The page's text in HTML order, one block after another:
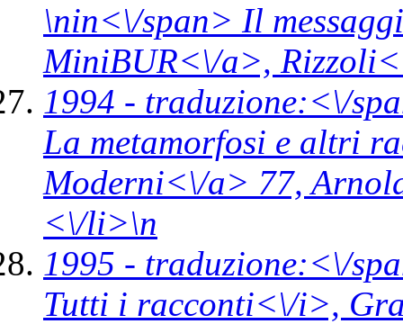
\nin<\/span> Il
MiniBUR<\/a>,
1994 - traduzione:<\/
La metamorfosi e altri
Moderni<\/a> 77,
<\/li>\n
1995 - traduzione:<\/
Tutti i racconti<\/i>,